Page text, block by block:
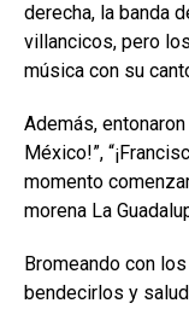
derecha, la banda
villancicos, pero
música con su
Además,
México!”,
momento
morena La
Bromeando con
bendecirlos y